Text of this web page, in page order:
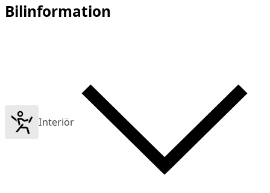
Bilinformation
Interiör